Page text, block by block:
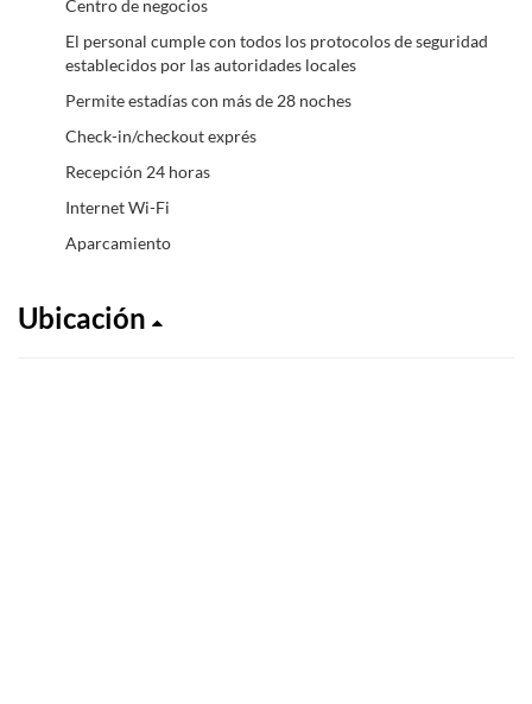
Centro de negocios
El personal cumple con todos los protocolos de seguridad
establecidos por las autoridades locales
Permite estadías con más de 28 noches
Check-in/checkout exprés
Recepción 24 horas
Internet Wi-Fi
Aparcamiento
Ubicación